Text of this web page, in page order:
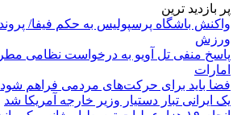
پر بازدید ترین
واکنش باشگاه پرسپولیس به حکم فیفا/
ورزش
پاسخ منفی تل آویو به درخواست نظامی
امارات
فضا باید برای حرکت‌های مردمی فراهم شود
یک ایرانی تبار دستیار وزیر خارجه آمریکا شد